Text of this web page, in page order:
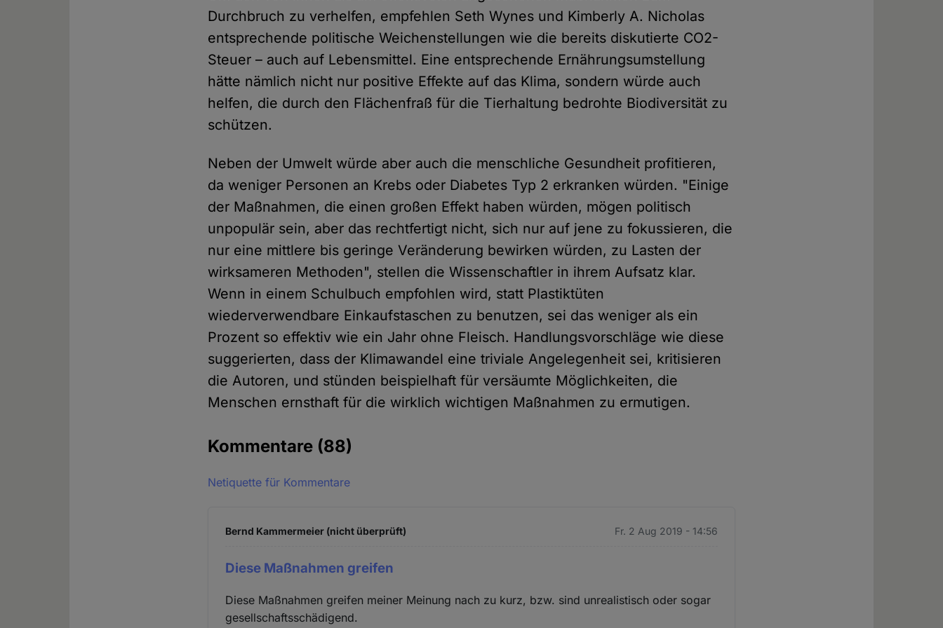
Durchbruch zu verhelfen, empfehlen Seth Wynes und Kimberly A. Nicholas
entsprechende politische Weichenstellungen wie die bereits diskutierte CO2-
Steuer – auch auf Lebensmittel. Eine entsprechende Ernährungsumstellung
hätte nämlich nicht nur positive Effekte auf das Klima, sondern würde auch
helfen, die durch den Flächenfraß für die Tierhaltung bedrohte Biodiversität zu
schützen.
Neben der Umwelt würde aber auch die menschliche Gesundheit profitieren,
da weniger Personen an Krebs oder Diabetes Typ 2 erkranken würden. "Einige
der Maßnahmen, die einen großen Effekt haben würden, mögen politisch
unpopulär sein, aber das rechtfertigt nicht, sich nur auf jene zu fokussieren, die
nur eine mittlere bis geringe Veränderung bewirken würden, zu Lasten der
wirksameren Methoden", stellen die Wissenschaftler in ihrem Aufsatz klar.
Wenn in einem Schulbuch empfohlen wird, statt Plastiktüten
wiederverwendbare Einkaufstaschen zu benutzen, sei das weniger als ein
Prozent so effektiv wie ein Jahr ohne Fleisch. Handlungsvorschläge wie diese
suggerierten, dass der Klimawandel eine triviale Angelegenheit sei, kritisieren
die Autoren, und stünden beispielhaft für versäumte Möglichkeiten, die
Menschen ernsthaft für die wirklich wichtigen Maßnahmen zu ermutigen.
Kommentare (88)
Netiquette für Kommentare
Bernd Kammermeier (nicht überprüft) Fr. 2 Aug 2019 - 14:56
Diese Maßnahmen greifen
Diese Maßnahmen greifen meiner Meinung nach zu kurz, bzw. sind unrealistisch oder sogar
gesellschaftsschädigend.